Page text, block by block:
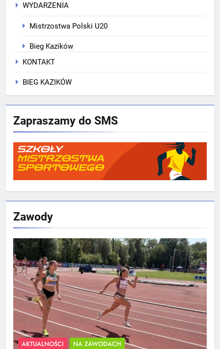
WYDARZENIA
Mistrzostwa Polski U20
Bieg Kazików
KONTAKT
BIEG KAZIKÓW
Zapraszamy do SMS
Zawody
AKTUALNOŚCI NA ZAWODACH